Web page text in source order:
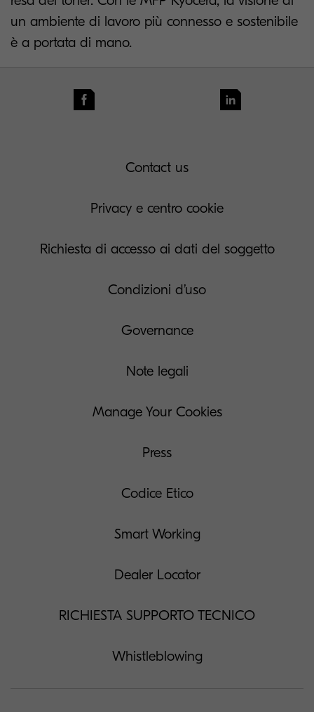
un ambiente di lavoro più connesso e sostenibile
è a portata di mano.
Contact us
Privacy e centro cookie
Richiesta di accesso ai dati del soggetto
Condizioni d’uso
Governance
Note legali
Manage Your Cookies
Press
Codice Etico
Smart Working
Dealer Locator
RICHIESTA SUPPORTO TECNICO
Whistleblowing